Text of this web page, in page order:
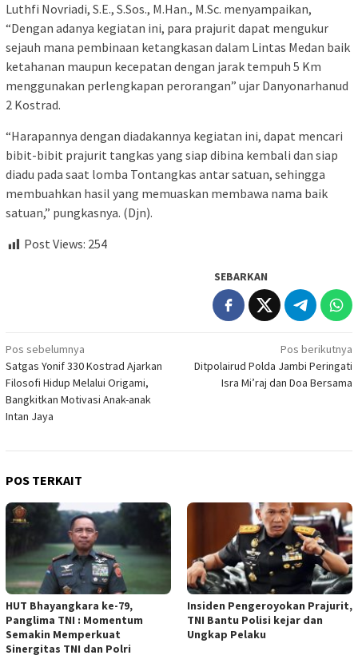
Luthfi Novriadi, S.E., S.Sos., M.Han., M.Sc. menyampaikan,
“Dengan adanya kegiatan ini, para prajurit dapat mengukur
sejauh mana pembinaan ketangkasan dalam Lintas Medan baik
ketahanan maupun kecepatan dengan jarak tempuh 5 Km
menggunakan perlengkapan perorangan” ujar Danyonarhanud
2 Kostrad.
“Harapannya dengan diadakannya kegiatan ini, dapat mencari
bibit-bibit prajurit tangkas yang siap dibina kembali dan siap
diadu pada saat lomba Tontangkas antar satuan, sehingga
membuahkan hasil yang memuaskan membawa nama baik
satuan,” pungkasnya. (Djn).
Post Views: 254
SEBARKAN
Navigasi
pos
Pos sebelumnya
Satgas Yonif 330 Kostrad Ajarkan
Filosofi Hidup Melalui Origami,
Bangkitkan Motivasi Anak-anak
Intan Jaya
Pos berikutnya
Ditpolairud Polda Jambi Peringati
Isra Mi’raj dan Doa Bersama
POS TERKAIT
HUT Bhayangkara ke-79,
Panglima TNI : Momentum
Semakin Memperkuat
Sinergitas TNI dan Polri
Insiden Pengeroyokan Prajurit,
TNI Bantu Polisi kejar dan
Ungkap Pelaku